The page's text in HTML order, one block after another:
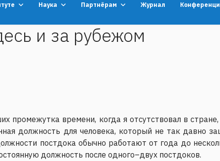
Наука Партнёрам Журнал
и за рубежом
промежутка времени, когда я отсутствовал в
должность для человека, который не так давно
постдока обычно работают от года до
должность после одного–двух постдоков.